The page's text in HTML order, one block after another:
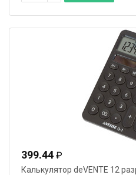
399.44 ₽
Калькулятор deVENTE 12